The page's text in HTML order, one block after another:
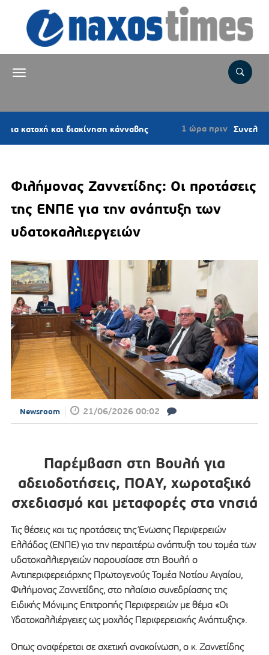
και διακίνηση κάνναβης 1 ώρα πριν Συνελήφθη
Φιλήμονας Ζαννετίδης: Οι προτάσεις
της ΕΝΠΕ για την ανάπτυξη των
υδατοκαλλιεργειών
Newsroom 21/06/2026 00:02
Παρέμβαση στη Βουλή για
αδειοδοτήσεις, ΠΟΑΥ, χωροταξικό
σχεδιασμό και μεταφορές στα νησιά
Τις θέσεις και τις προτάσεις της Ένωσης Περιφερειών
Ελλάδας (ΕΝΠΕ) για την περαιτέρω ανάπτυξη του τομέα των
υδατοκαλλιεργειών παρουσίασε στη Βουλή ο
Αντιπεριφερειάρχης Πρωτογενούς Τομέα Νοτίου Αιγαίου,
Φιλήμονας Ζαννετίδης, στο πλαίσιο συνεδρίασης της
Ειδικής Μόνιμης Επιτροπής Περιφερειών με θέμα «Οι
Υδατοκαλλιέργειες ως μοχλός Περιφερειακής Ανάπτυξης».
Όπως αναφέρεται σε σχετική ανακοίνωση, ο κ. Ζαννετίδης